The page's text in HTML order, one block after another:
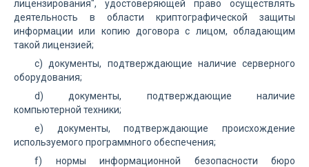
лицензирования", удостоверяющей право осуществлять
деятельность в области криптографической защиты
информации или копию договора с лицом, обладающим
такой лицензией;
c) документы, подтверждающие наличие серверного
оборудования;
d) документы, подтверждающие наличие
компьютерной техники;
e) документы, подтверждающие происхождение
используемого программного обеспечения;
f) нормы информационной безопасности бюро